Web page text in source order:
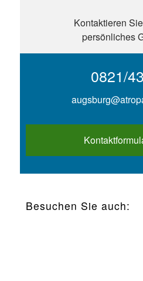
Kontaktieren
persönliches
0821/
Besuchen Sie auch: